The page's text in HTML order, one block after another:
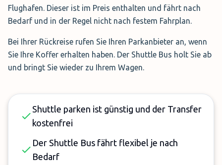
Flughafen. Dieser ist im Preis enthalten und fährt nach
Bedarf und in der Regel nicht nach festem Fahrplan.
Bei Ihrer Rückreise rufen Sie Ihren Parkanbieter an, wenn
Sie Ihre Koffer erhalten haben. Der Shuttle Bus holt Sie ab
und bringt Sie wieder zu Ihrem Wagen.
Shuttle parken ist günstig und der Transfer
kostenfrei
Der Shuttle Bus fährt flexibel je nach
Bedarf